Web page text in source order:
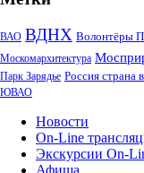
ВАО ВДНХ Волонтёры
Москомархитектура
Парк Зарядье Россия страна
ЮВАО
Новости
On-Line
Экскурсии On-